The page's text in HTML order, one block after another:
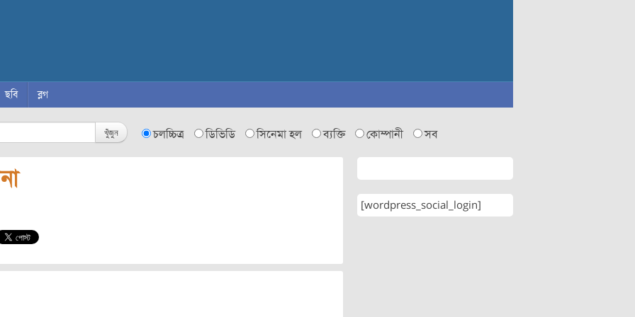
ছবি ব্লগ
খুঁজুন চলচ্চিত্র ডিভিডি সিনেমা হল ব্যক্তি কোম্পানী সব
[wordpress_social_login]